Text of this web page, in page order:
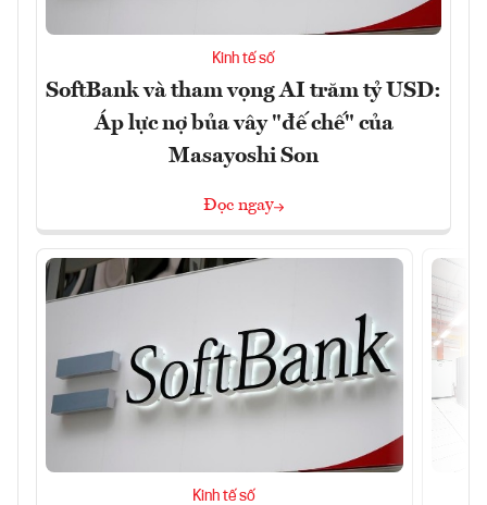
Kinh tế số
SoftBank và tham vọng AI trăm tỷ USD:
Áp lực nợ bủa vây "đế chế" của
Masayoshi Son
Đọc ngay
Kinh tế số